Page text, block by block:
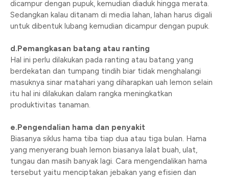
dicampur dengan pupuk, kemudian diaduk hingga merata.
Sedangkan kalau ditanam di media lahan, lahan harus digali
untuk dibentuk lubang kemudian dicampur dengan pupuk.
d.Pemangkasan batang atau ranting
Hal ini perlu dilakukan pada ranting atau batang yang
berdekatan dan tumpang tindih biar tidak menghalangi
masuknya sinar matahari yang diharapkan uah lemon selain
itu hal ini dilakukan dalam rangka meningkatkan
produktivitas tanaman.
e.Pengendalian hama dan penyakit
Biasanya siklus hama tiba tiap dua atau tiga bulan. Hama
yang menyerang buah lemon biasanya lalat buah, ulat,
tungau dan masih banyak lagi. Cara mengendalikan hama
tersebut yaitu menciptakan jebakan yang efisien dan